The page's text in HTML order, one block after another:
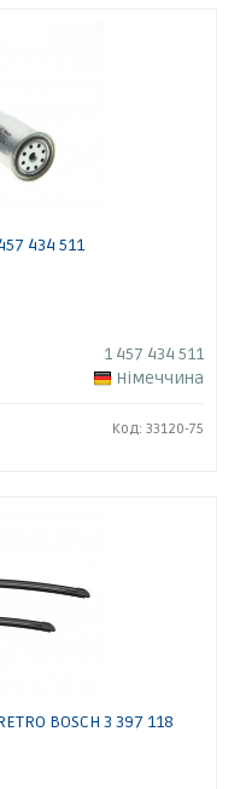
434 511
1 457 434 511
Німеччина
Код: 33120-75
BOSCH 3 397 118